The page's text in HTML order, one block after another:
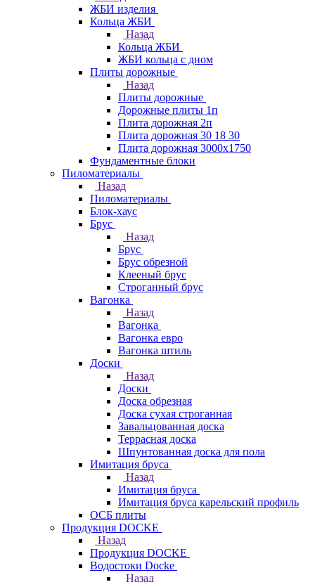
ЖБИ изделия
Кольца ЖБИ
Назад
Кольца ЖБИ
ЖБИ кольца с дном
Плиты дорожные
Назад
Плиты дорожные
Дорожные плиты 1п
Плита дорожная 2п
Плита дорожная 30 18 30
Плита дорожная 3000х1750
Фундаментные блоки
Пиломатериалы
Назад
Пиломатериалы
Блок-хаус
Брус
Назад
Брус
Брус обрезной
Клееный брус
Строганный брус
Вагонка
Назад
Вагонка
Вагонка евро
Вагонка штиль
Доски
Назад
Доски
Доска обрезная
Доска сухая строганная
Завальцованная доска
Террасная доска
Шпунтованная доска для пола
Имитация бруса
Назад
Имитация бруса
Имитация бруса карельский профиль
ОСБ плиты
Продукция DOCKE
Назад
Продукция DOCKE
Водостоки Docke
Назад